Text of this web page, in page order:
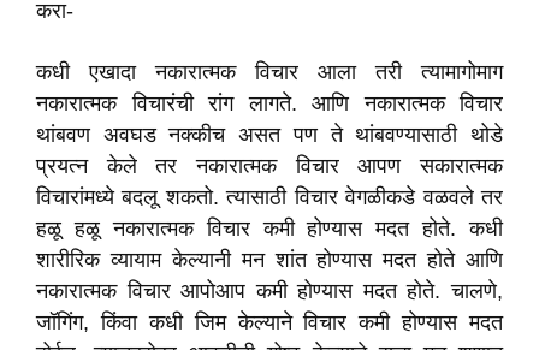
करा-
कधी एखादा नकारात्मक विचार आला तरी त्यामागोमाग
नकारात्मक विचारंची रांग लागते. आणि नकारात्मक विचार
थांबवण अवघड नक्कीच असत पण ते थांबवण्यासाठी थोडे
प्रयत्न केले तर नकारात्मक विचार आपण सकारात्मक
विचारांमध्ये बदलू शकतो. त्यासाठी विचार वेगळीकडे वळवले तर
हळू हळू नकारात्मक विचार कमी होण्यास मदत होते. कधी
शारीरिक व्यायाम केल्यानी मन शांत होण्यास मदत होते आणि
नकारात्मक विचार आपोआप कमी होण्यास मदत होते. चालणे,
जॉगिंग, किंवा कधी जिम केल्याने विचार कमी होण्यास मदत